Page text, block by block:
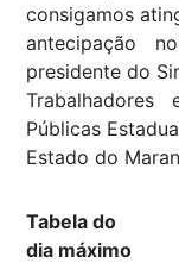
consigamos
antecipação
presidente do
Públicas
Estado do
Tabela do
dia máximo